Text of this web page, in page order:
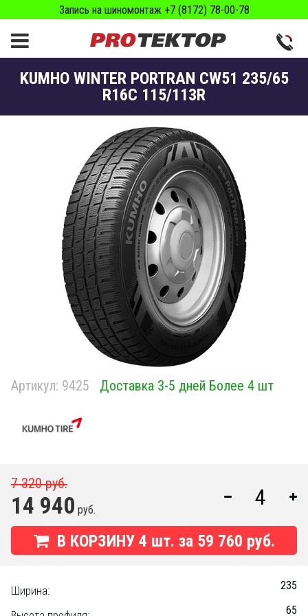
Запись на шиномонтаж +7 (8172) 78-00-78
KUMHO WINTER PORTRAN CW51 235/65
R16C 115/113R
Артикул: 9425 Доставка 3-5 дней Более 4 шт
7 320 руб.
14 940 руб.
В КОРЗИНУ 4 шт. за 59 760 руб.
Ширина: 235
65